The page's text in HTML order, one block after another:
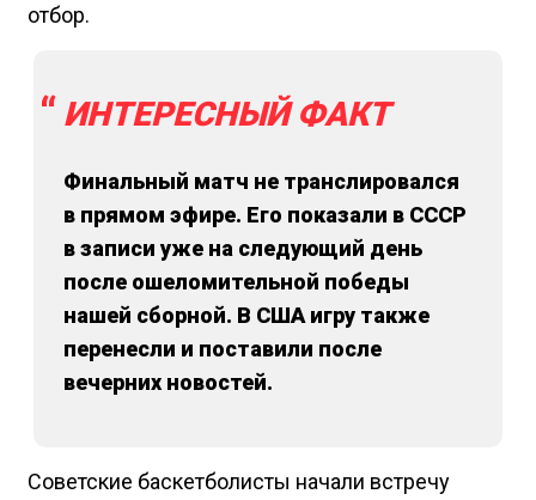
отбор.
ИНТЕРЕСНЫЙ ФАКТ
Финальный матч не транслировался
в прямом эфире. Его показали в СССР
в записи уже на следующий день
после ошеломительной победы
нашей сборной. В США игру также
перенесли и поставили после
вечерних новостей.
Советские баскетболисты начали встречу